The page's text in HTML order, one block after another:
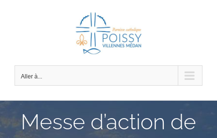
Aller à...
Messe d’action de